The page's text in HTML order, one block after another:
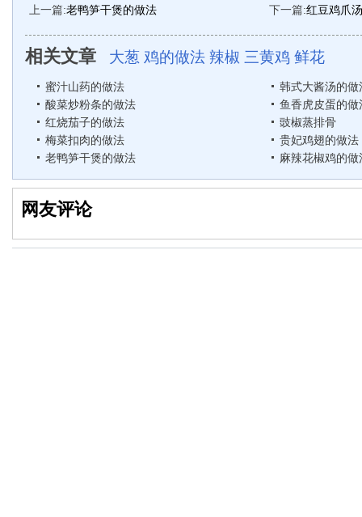
上一篇:老鸭笋干煲的做法 下一篇:红豆鸡爪
相关文章 大葱 鸡的做法 辣椒 三黄鸡 鲜花
蜜汁山药的做法
韩式大酱汤的做
酸菜炒粉条的做法
鱼香虎皮蛋的做
红烧茄子的做法
豉椒蒸排骨
梅菜扣肉的做法
贵妃鸡翅的做法
老鸭笋干煲的做法
麻辣花椒鸡的做
网友评论